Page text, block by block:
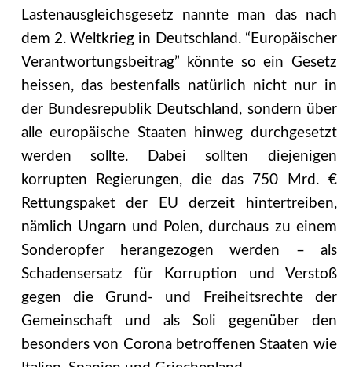
Lastenausgleichsgesetz nannte man das nach
dem 2. Weltkrieg in Deutschland. “Europäischer
Verantwortungsbeitrag” könnte so ein Gesetz
heissen, das bestenfalls natürlich nicht nur in
der Bundesrepublik Deutschland, sondern über
alle europäische Staaten hinweg durchgesetzt
werden sollte. Dabei sollten diejenigen
korrupten Regierungen, die das 750 Mrd. €
Rettungspaket der EU derzeit hintertreiben,
nämlich Ungarn und Polen, durchaus zu einem
Sonderopfer herangezogen werden – als
Schadensersatz für Korruption und Verstoß
gegen die Grund- und Freiheitsrechte der
Gemeinschaft und als Soli gegenüber den
besonders von Corona betroffenen Staaten wie